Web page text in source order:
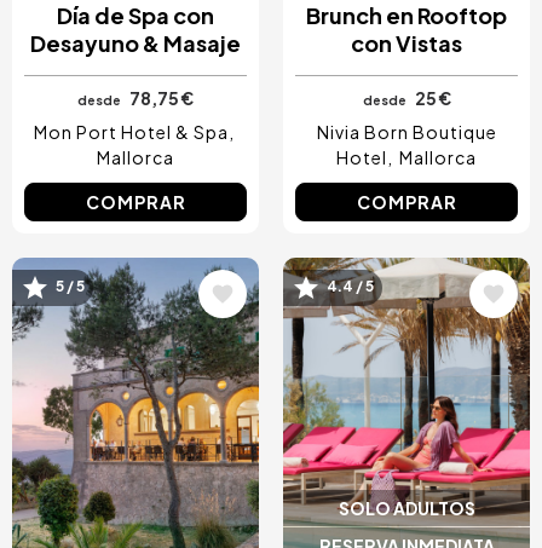
Día de Spa con
Desayuno & Masaje
desde
78,75 €
Mon Port Hotel & Spa
Mallorca
COMPRAR
Brunch en Rooftop
con Vistas
desde
25 €
Nivia Born Boutique
Hotel
Mallorca
COMPRAR
Image
5 / 5
SOLO ADULTOS
Image
4.4 / 5